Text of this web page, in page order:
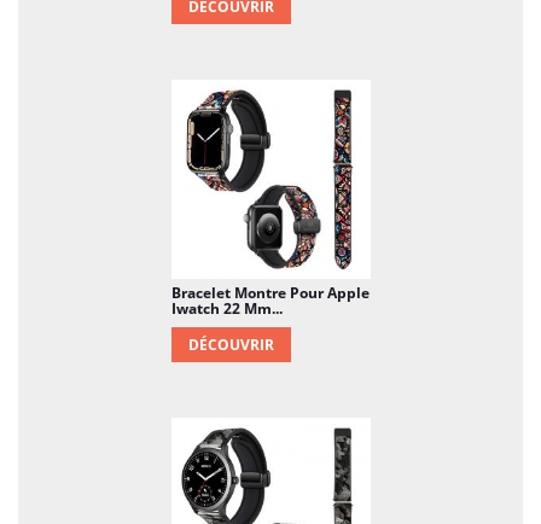
DÉCOUVRIR
Bracelet Montre Pour Apple
Iwatch 22 Mm...
DÉCOUVRIR